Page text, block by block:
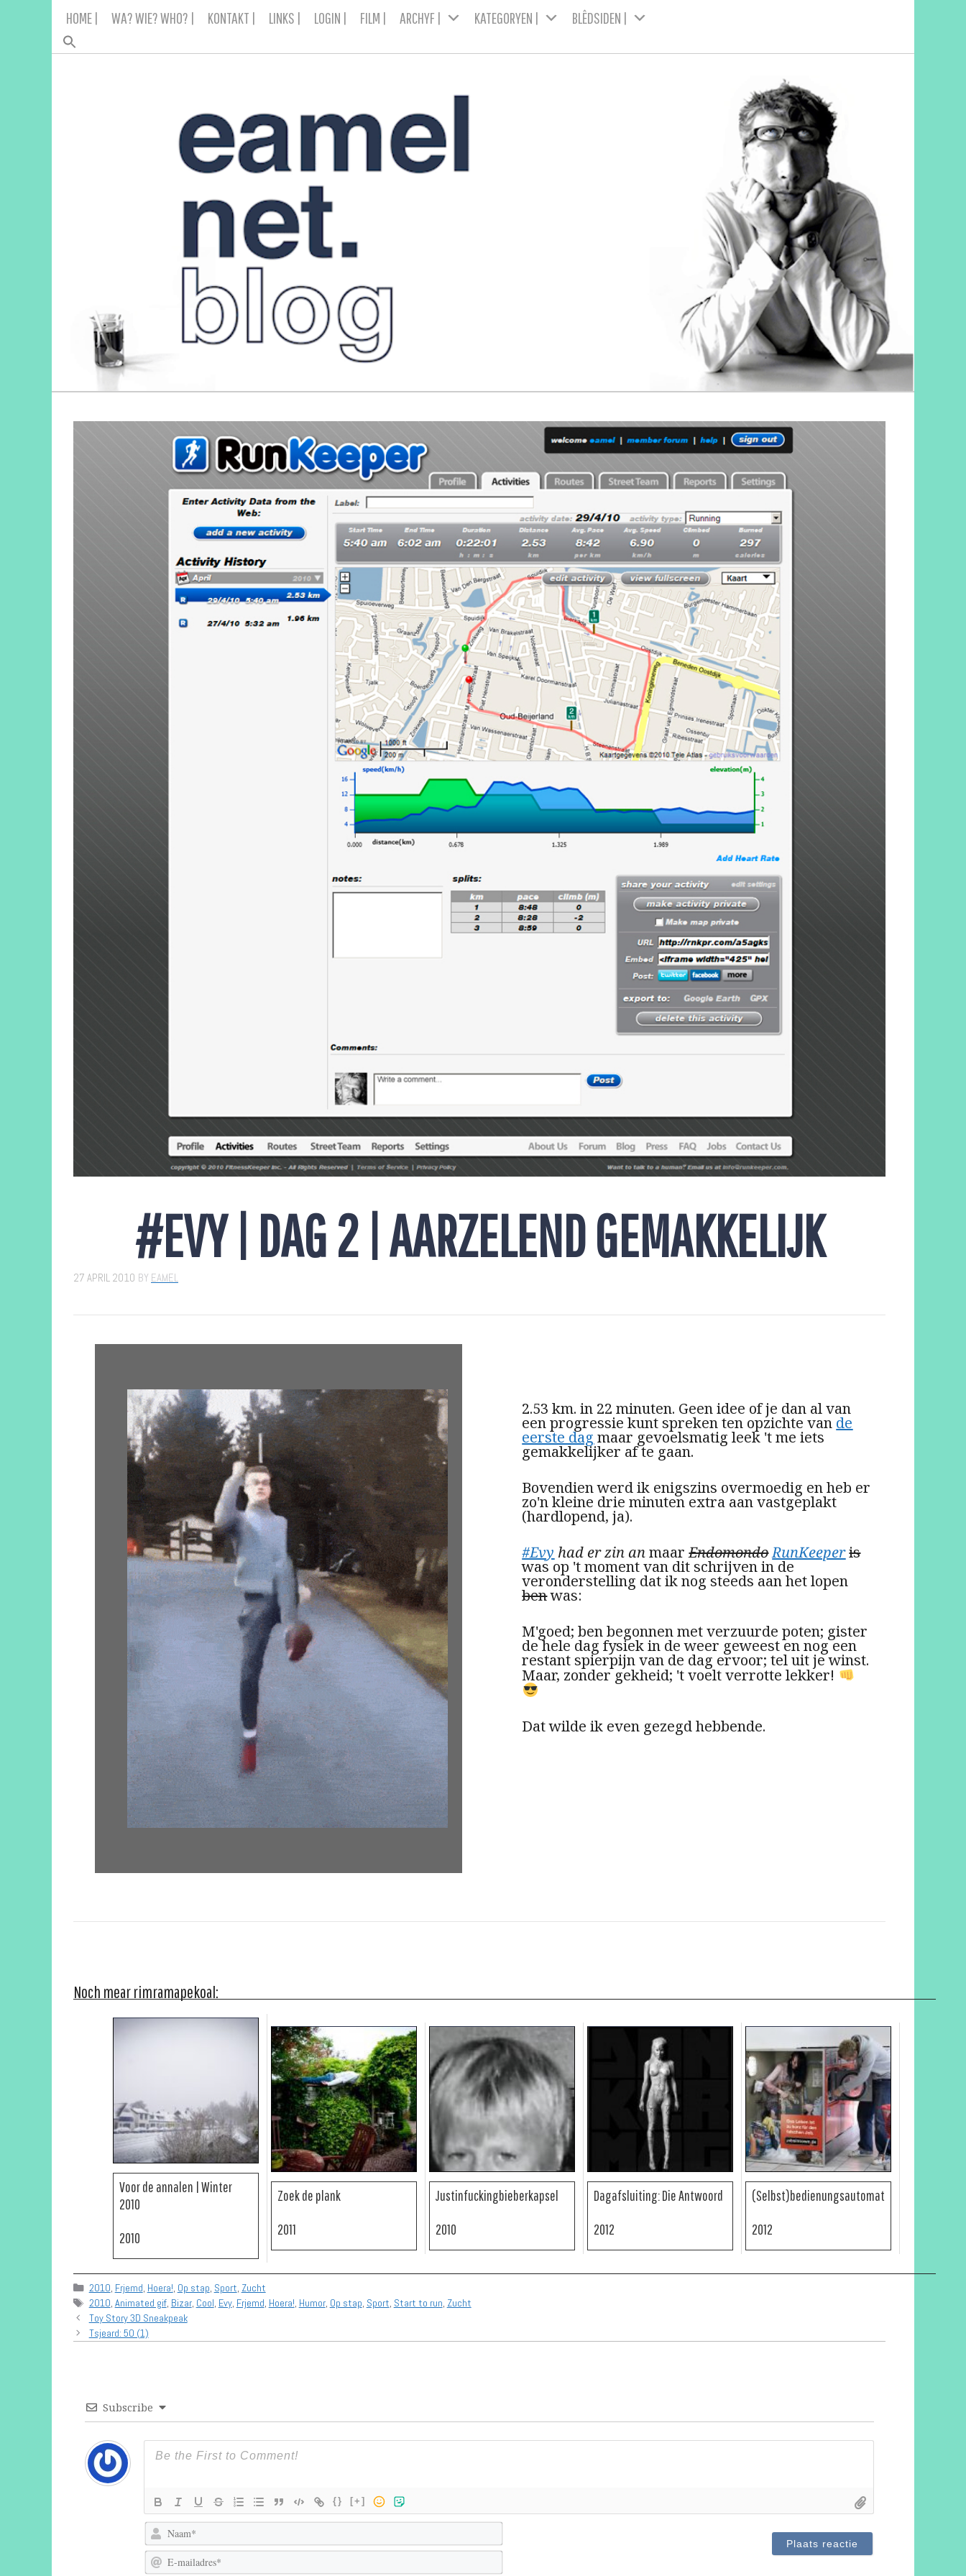
HOME | WA? WIE? WHO? | KONTAKT | LINKS | LOGIN | FILM | ARCHYF | KATEGORYEN | BLÊDSIDEN |
#EVY | DAG 2 | AARZELEND GEMAKKELIJK
27 APRIL 2010 BY EAMEL
2.53 km. in 22 minuten. Geen idee of je dan al van
een progressie kunt spreken ten opzichte van de
eerste dag maar gevoelsmatig leek 't me iets
gemakkelijker af te gaan.
Bovendien werd ik enigszins overmoedig en heb er
zo'n kleine drie minuten extra aan vastgeplakt
(hardlopend, ja).
#Evy had er zin anmaarEndomondoRunKeeperis
was op 't moment van dit schrijven in de
veronderstelling dat ik nog steeds aan het lopen
benwas:
M'goed; ben begonnen met verzuurde poten; gister
de hele dag fysiek in de weer geweest en nog een
restant spierpijn van de dag ervoor; tel uit je winst.
Maar, zonder gekheid; 't voelt verrotte lekker!
Dat wilde ik even gezegd hebbende.
Noch mear rimramapekoal:
Voor de annalen | Winter
2010
2010
Zoek de plank
2011
Justinfuckingbieberkapsel
2010
Dagafsluiting: Die Antwoord
2012
(Selbst)bedienungsautomat
2012
Categories
2010 Frjemd Hoera! Op stap Sport Zucht
Tags
2010 Animated gif, Bizar, Cool Evy, Frjemd Hoera! Humor, Op stap Sport Start to run Zucht
Toy Story 3D Sneakpeak
Tsjeard: 50 (1)
Subscribe
{} [+]
a